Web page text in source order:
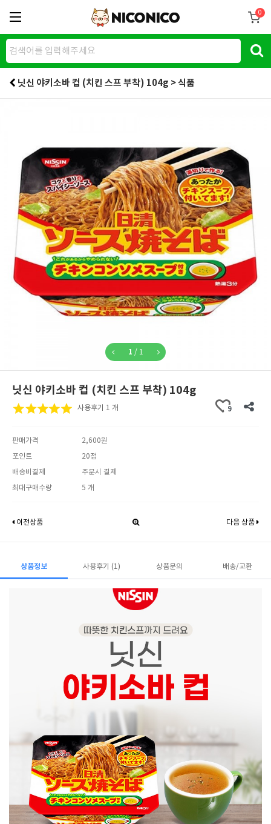
0
닛신 야키소바 컵 (치킨 스프 부착) 104g > 식품
1 / 1
닛신 야키소바 컵 (치킨 스프 부착) 104g
사용후기 1 개 9
판매가격
2,600원
포인트
20점
배송비결제
주문시 결제
최대구매수량
5 개
이전상품 다음 상품
상품정보 사용후기 (1) 상품문의 배송/교환